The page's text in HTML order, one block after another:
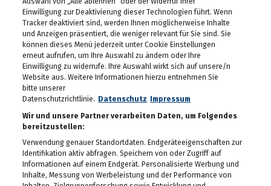
Schlagergarten Gloria
2026
27.04.2026
ESC Starter Cosmo sang
im Murpark
27.04.2026
99ers
26.04.2026
Lendstrom: Live-Musik,
Kulinarik und gute
Stimmung
23.04.2026
Einwilligung zur Deaktivierung dieser Technologien führt. Wenn
Tracker deaktiviert sind, werden Ihnen möglicherweise Inhalte
und Anzeigen präsentiert, die weniger relevant für Sie sind. Sie
können dieses Menü jederzeit unter Cookie Einstellungen
erneut aufrufen, um Ihre Auswahl zu ändern oder Ihre
Einwilligung zu widerrufe. Ihre Auswahl wirkt sich auf unsere/n
Website aus. Weitere Informationen hierzu entnehmen Sie
bitte unserer
Datenschutzrichtlinie.
Datenschutz
Impressum
Wir und unsere Partner verarbeiten Daten, um Folgendes
bereitzustellen:
Verwendung genauer Standortdaten. Endgeräteeigenschaften zur
Identifikation aktiv abfragen. Speichern von oder Zugriff auf
Informationen auf einem Endgerät. Personalisierte Werbung und
Inhalte, Messung von Werbeleistung und der Performance von